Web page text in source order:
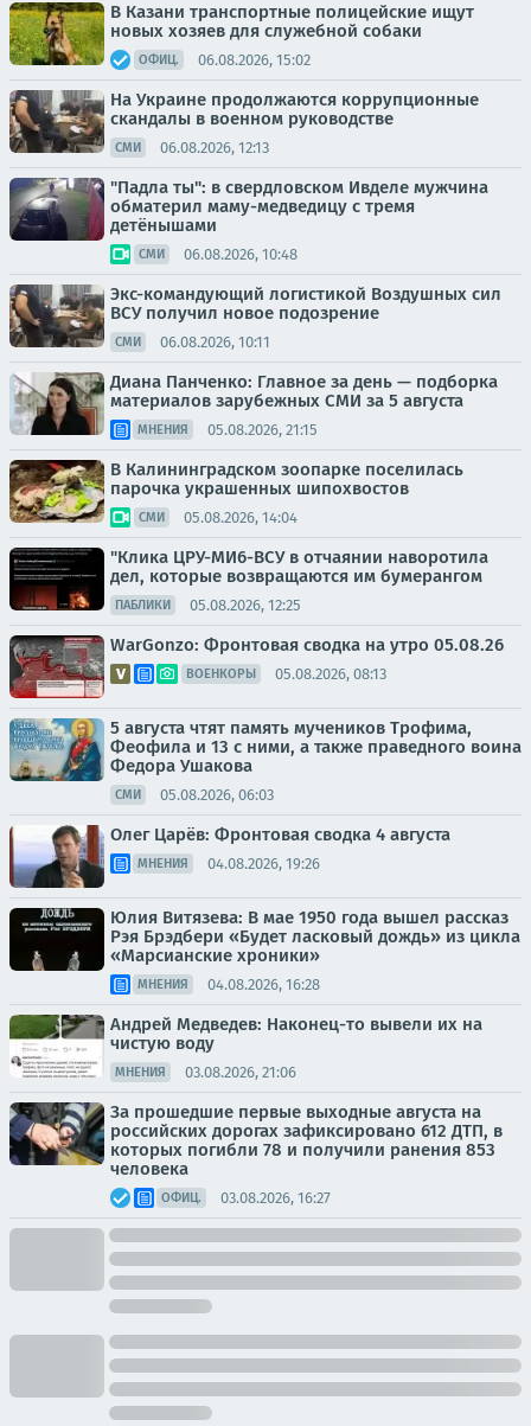
В Казани транспортные полицейские ищут
новых хозяев для служебной собаки
ОФИЦ. 06.08.2026, 15:02
На Украине продолжаются коррупционные
скандалы в военном руководстве
СМИ 06.08.2026, 12:13
"Падла ты": в свердловском Ивделе мужчина
обматерил маму-медведицу с тремя
детёнышами
СМИ 06.08.2026, 10:48
Экс-командующий логистикой Воздушных сил
ВСУ получил новое подозрение
СМИ 06.08.2026, 10:11
Диана Панченко: Главное за день — подборка
материалов зарубежных СМИ за 5 августа
МНЕНИЯ 05.08.2026, 21:15
В Калининградском зоопарке поселилась
парочка украшенных шипохвостов
СМИ 05.08.2026, 14:04
"Клика ЦРУ-МИ6-ВСУ в отчаянии наворотила
дел, которые возвращаются им бумерангом
ПАБЛИКИ 05.08.2026, 12:25
WarGonzo: Фронтовая сводка на утро 05.08.26
ВОЕНКОРЫ 05.08.2026, 08:13
5 августа чтят память мучеников Трофима,
Феофила и 13 с ними, а также праведного воина
Федора Ушакова
СМИ 05.08.2026, 06:03
Олег Царёв: Фронтовая сводка 4 августа
МНЕНИЯ 04.08.2026, 19:26
Юлия Витязева: В мае 1950 года вышел рассказ
Рэя Брэдбери «Будет ласковый дождь» из цикла
«Марсианские хроники»
МНЕНИЯ 04.08.2026, 16:28
Андрей Медведев: Наконец-то вывели их на
чистую воду
МНЕНИЯ 03.08.2026, 21:06
За прошедшие первые выходные августа на
российских дорогах зафиксировано 612 ДТП, в
которых погибли 78 и получили ранения 853
человека
ОФИЦ. 03.08.2026, 16:27